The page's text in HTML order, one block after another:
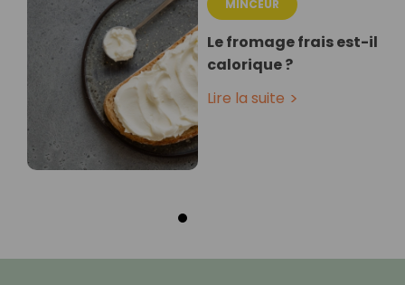
MINCEUR
Le fromage frais est-il
calorique ?
Lire la suite